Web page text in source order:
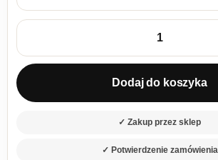
ilość Szafka kuchenna Gamma 40 G-60 1F
Dodaj do koszyka
✓ Zakup przez sklep
✓ Potwierdzenie zamówienia